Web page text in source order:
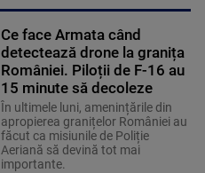
Ce face Armata când
detectează drone la granița
României. Piloții de F-16 au
15 minute să decoleze
În ultimele luni, amenințările din
apropierea granițelor României au
făcut ca misiunile de Poliție
Aeriană să devină tot mai
importante.